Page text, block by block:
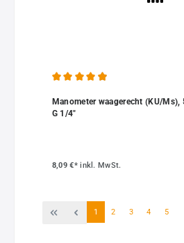
Manometer waagerecht (KU/Ms),
G 1/4"
8,09 €*inkl. MwSt.
Seite
1 Seite
2 Seite
3 Seite
4 Seite
5